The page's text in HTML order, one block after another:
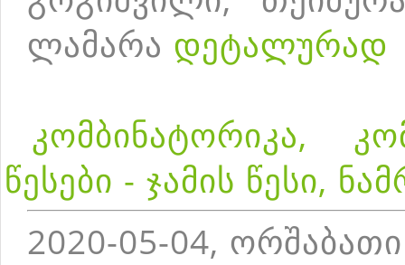
ლამარა დეტალურად
კომბინატორიკა,
წესები - ჯამის წესი,
2020-05-04, ორშაბათი